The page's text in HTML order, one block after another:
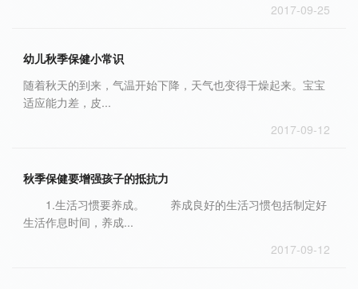
2017-09-25
幼儿秋季保健小常识
随着秋天的到来，气温开始下降，天气也变得干燥起来。宝宝
适应能力差，皮...
2017-09-12
秋季保健要增强孩子的抵抗力
1.生活习惯要养成。 养成良好的生活习惯包括制定好
生活作息时间，养成...
2017-09-12